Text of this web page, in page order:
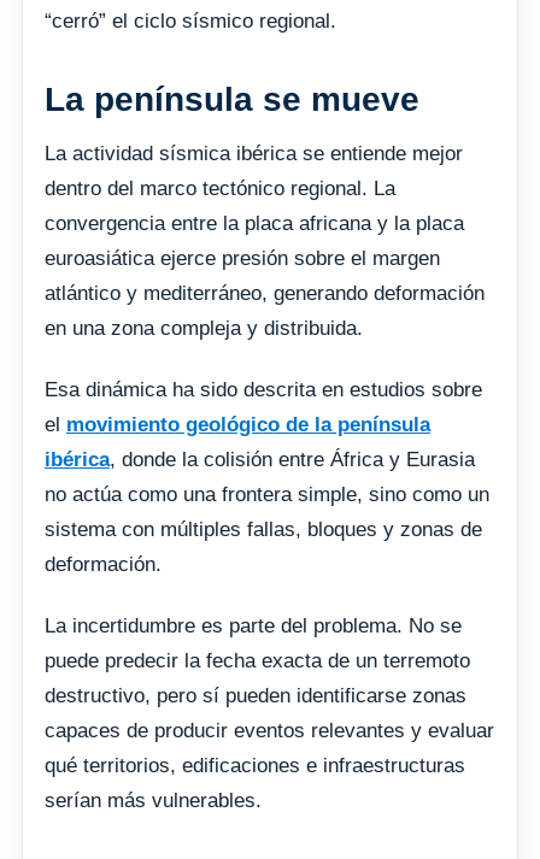
“cerró” el ciclo sísmico regional.
La península se mueve
La actividad sísmica ibérica se entiende mejor
dentro del marco tectónico regional. La
convergencia entre la placa africana y la placa
euroasiática ejerce presión sobre el margen
atlántico y mediterráneo, generando deformación
en una zona compleja y distribuida.
Esa dinámica ha sido descrita en estudios sobre
el movimiento geológico de la península
ibérica, donde la colisión entre África y Eurasia
no actúa como una frontera simple, sino como un
sistema con múltiples fallas, bloques y zonas de
deformación.
La incertidumbre es parte del problema. No se
puede predecir la fecha exacta de un terremoto
destructivo, pero sí pueden identificarse zonas
capaces de producir eventos relevantes y evaluar
qué territorios, edificaciones e infraestructuras
serían más vulnerables.